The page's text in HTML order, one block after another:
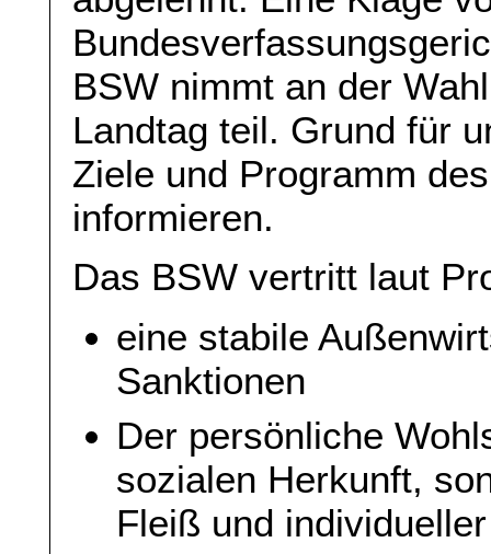
BSW nimmt an der
Landtag teil. Grund für
Ziele und Programm
informieren.
Das BSW vertritt laut
eine stabile
Sanktionen
Der persönliche
sozialen Herkunft,
Fleiß und